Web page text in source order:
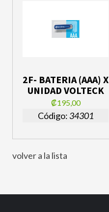
2F- BATERIA (AAA) X
UNIDAD VOLTECK
₡195,00
Código: 34301
volver a la lista